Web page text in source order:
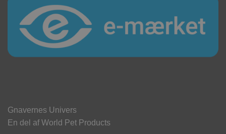
Gnavernes Univers
En del af World Pet Products